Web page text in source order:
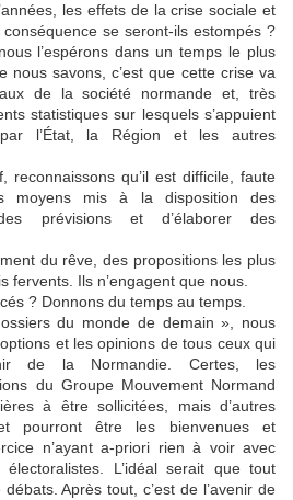
les effets de la crise sociale et
se seront-ils estompés ?
l’espérons dans un temps le plus
nous savons, c’est que cette crise va
de la société normande et, très
statistiques sur lesquels s’appuient
l’État, la Région et les autres
qu’il est difficile, faute
moyens mis à la disposition des
prévisions et d’élaborer des
du rêve, des propositions les plus
fervents. Ils n’engagent que nous.
Donnons du temps au temps.
du monde de demain », nous
et les opinions de tous ceux qui
de la Normandie. Certes, les
du Groupe Mouvement Normand
à être sollicitées, mais d’autres
pourront être les bienvenues et
n’ayant a-priori rien à voir avec
électoralistes. L’idéal serait que tout
Après tout, c’est de l’avenir de